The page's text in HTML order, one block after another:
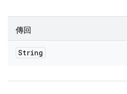
傳回
String